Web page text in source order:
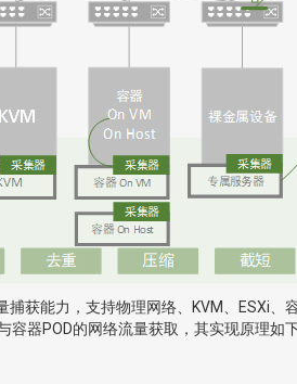
获能力，支持物理网络、KVM、ESXi
器POD的网络流量获取，其实现原理如下